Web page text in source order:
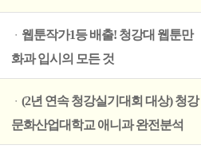
ㆍ 웹툰작가1등 배출! 청강대 웹툰만
화과 입시의 모든 것
ㆍ (2년 연속 청강실기대회 대상) 청강
문화산업대학교 애니과 완전분석